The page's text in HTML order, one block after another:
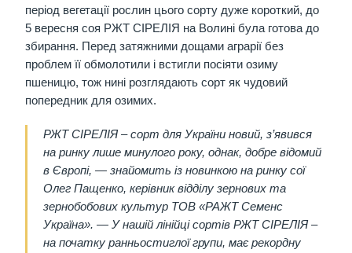
період вегетації рослин цього сорту дуже короткий, до
5 вересня соя РЖТ СІРЕЛІЯ на Волині була готова до
збирання. Перед затяжними дощами аграрії без
проблем її обмолотили і встигли посіяти озиму
пшеницю, тож нині розглядають сорт як чудовий
попередник для озимих.
РЖТ СІРЕЛІЯ – сорт для України новий, з’явився
на ринку лише минулого року, однак, добре відомий
в Європі, — знайомить із новинкою на ринку сої
Олег Пащенко, керівник відділу зернових та
зернобобових культур ТОВ «РАЖТ Семенс
Україна». — У нашій лінійці сортів РЖТ СІРЕЛІЯ –
на початку ранньостиглої групи, має рекордну